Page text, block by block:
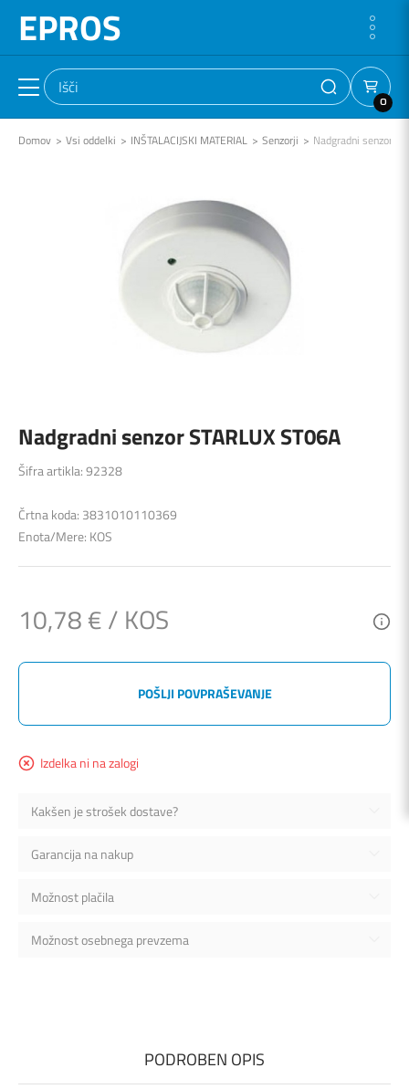
EPROS
0
Domov Vsi oddelki INŠTALACIJSKI MATERIAL Senzorji Nadgradni senzorji
Nadgradni senzor STARLUX ST06A
Šifra artikla: 92328
Črtna koda: 3831010110369
Enota/Mere: KOS
10,78 € / KOS
POŠLJI POVPRAŠEVANJE
Izdelka ni na zalogi
Kakšen je strošek dostave?
Garancija na nakup
Možnost plačila
Možnost osebnega prevzema
PODROBEN OPIS